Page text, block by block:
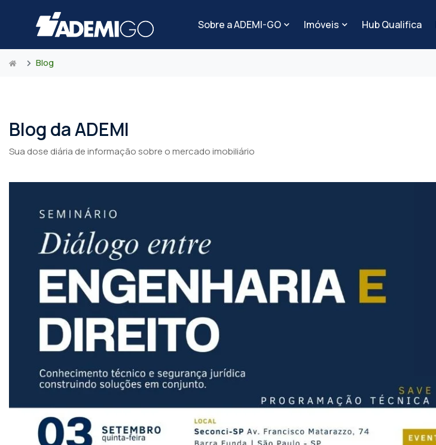
Sobre a ADEMI-GO Imóveis Hub Qualifica
Blog
Blog da ADEMI
Sua dose diária de informação sobre o mercado imobiliário